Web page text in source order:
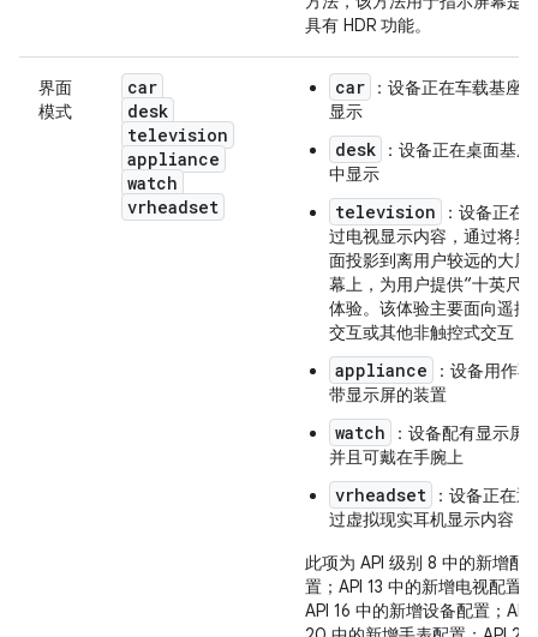
具有 HDR 功能。
界面
模式
car
desk
television
appliance
watch
vrheadset
car
：设备正在车载基座中
显示
desk
：设备正在桌面基座
中显示
television
：设备正在
过电视显示内容，通过将界
面投影到离用户较远的大屏
幕上，为用户提供“十英尺”
体验。该体验主要面向遥控
交互或其他非触控式交互
appliance
：设备用作不
带显示屏的装置
watch
：设备配有显示屏
并且可戴在手腕上
vrheadset
：设备正在通
过虚拟现实耳机显示内容
此项为 API 级别 8 中的新增配
置；API 13 中的新增电视配置；
API 16 中的新增设备配置；API